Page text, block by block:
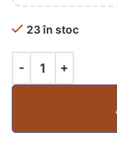
23 în stoc